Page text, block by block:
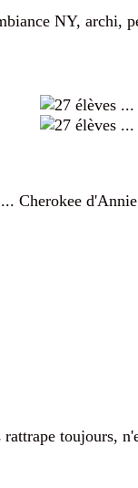
NY, archi,
Cherokee
toujours,